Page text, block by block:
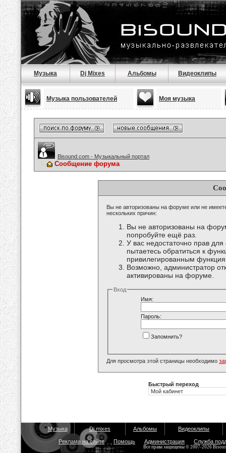
Музыка Dj Mixes Альбомы Видеоклипы
Музыка пользователей Моя музыка
Bisound.com - Музыкальный портал
Сообщение форума
Вы не авторизованы на форуме или не
нескольких причин:
Вы не авторизованы на
попробуйте ещё раз.
У вас недостаточно прав
пытаетесь обратиться к
привилегированным
Возможно, администратор
активированы на форуме.
Вход
Имя:
Пароль:
Запомнить?
Для просмотра этой страницы необходимо
Быстрый переход
Музыка Dj mixes Альбомы Видеоклипы
Реклама на сайте Помощь Администрация Служба
Все права защищены © 2007-2026